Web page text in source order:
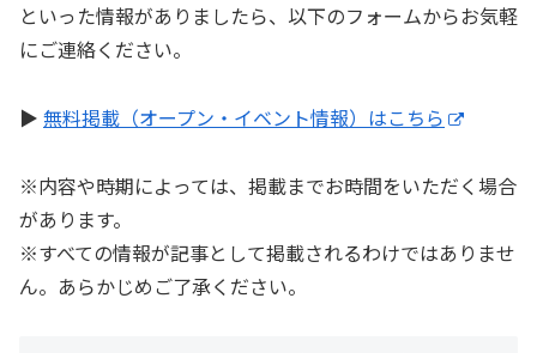
といった情報がありましたら、以下のフォームからお気軽
にご連絡ください。
▶ 無料掲載（オープン・イベント情報）はこちら
※内容や時期によっては、掲載までお時間をいただく場合
があります。
※すべての情報が記事として掲載されるわけではありませ
ん。あらかじめご了承ください。